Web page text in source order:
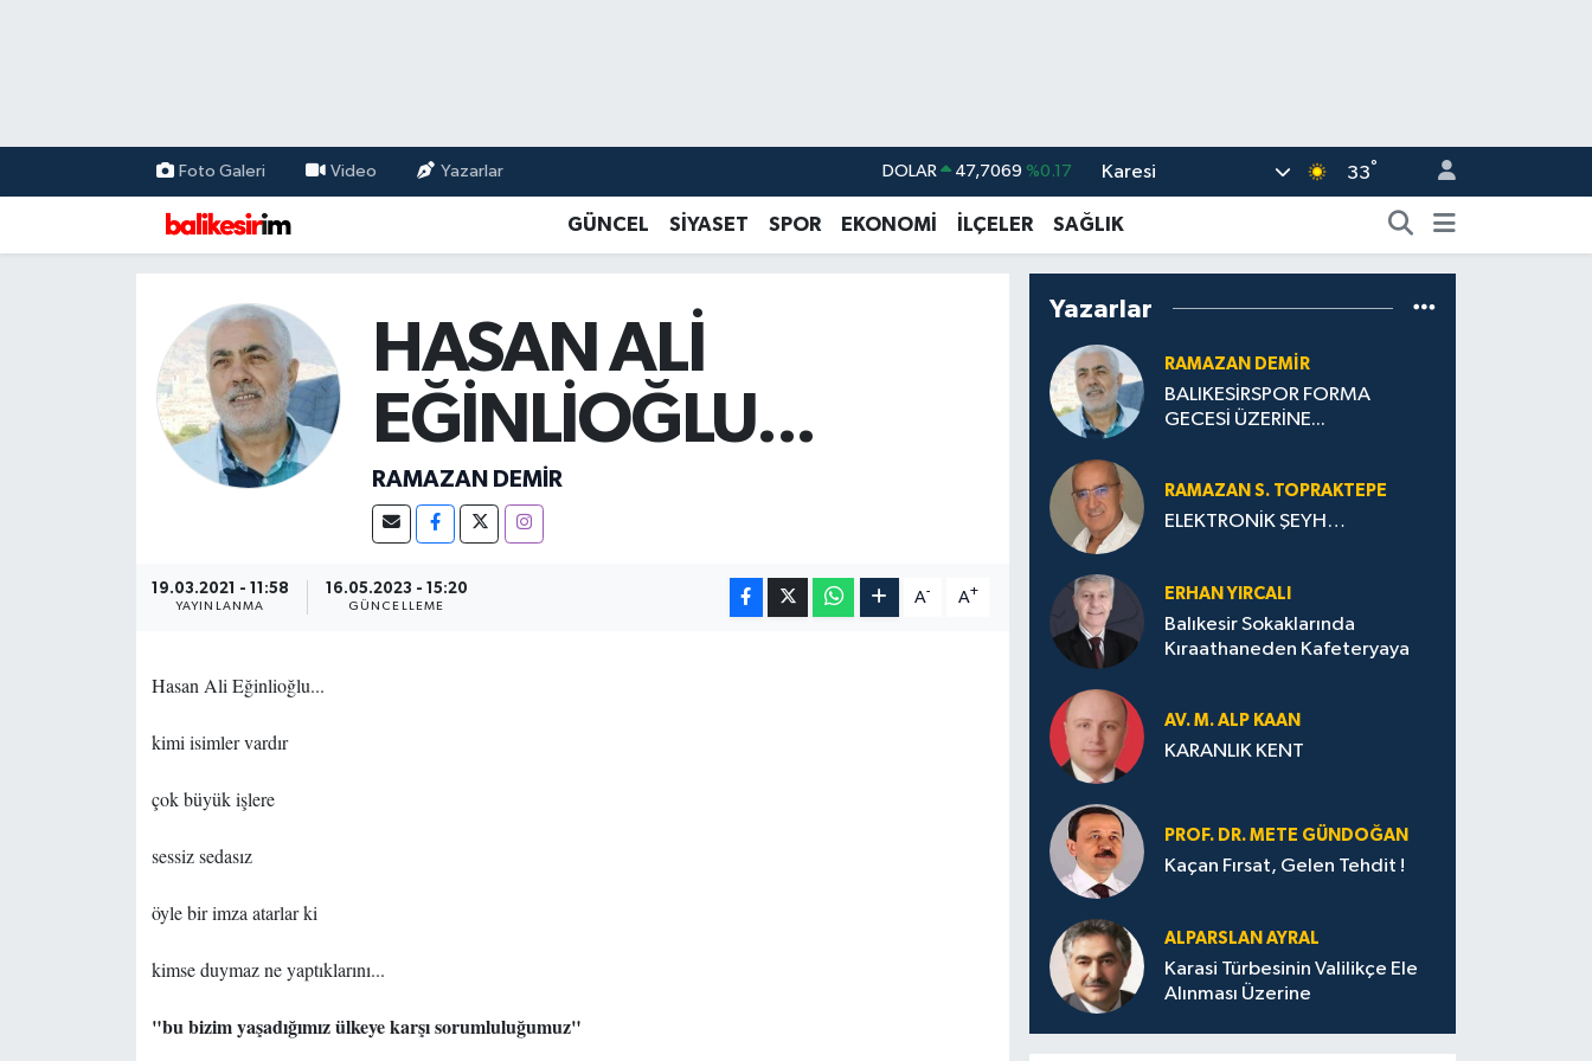
Foto Galeri Video Yazarlar DOLAR 47,7069 %0.17
EURO 55,0265 %0.01
STERLİN 64,1897 %0.02
%1.44
%-0.76
Karesi 33°
GÜNCEL SİYASET SPOR EKONOMİ İLÇELER SAĞLIK
HASAN ALİ
EĞİNLİOĞLU...
RAMAZAN DEMİR
19.03.2021 - 11:58
YAYINLANMA
16.05.2023 - 15:20
GÜNCELLEME
A- A+
Hasan Ali Eğinlioğlu...
kimi isimler vardır
çok büyük işlere
sessiz sedasız
öyle bir imza atarlar ki
kimse duymaz ne yaptıklarını...
"bu bizim yaşadığımız ülkeye karşı sorumluluğumuz"
Yazarlar
RAMAZAN DEMİR
BALIKESİRSPOR FORMA
GECESİ ÜZERİNE...
RAMAZAN S. TOPRAKTEPE
ELEKTRONİK ŞEYH…
ERHAN YIRCALI
Balıkesir Sokaklarında
Kıraathaneden Kafeteryaya
AV. M. ALP KAAN
KARANLIK KENT
PROF. DR. METE GÜNDOĞAN
Kaçan Fırsat, Gelen Tehdit !
ALPARSLAN AYRAL
Karasi Türbesinin Valilikçe Ele
Alınması Üzerine